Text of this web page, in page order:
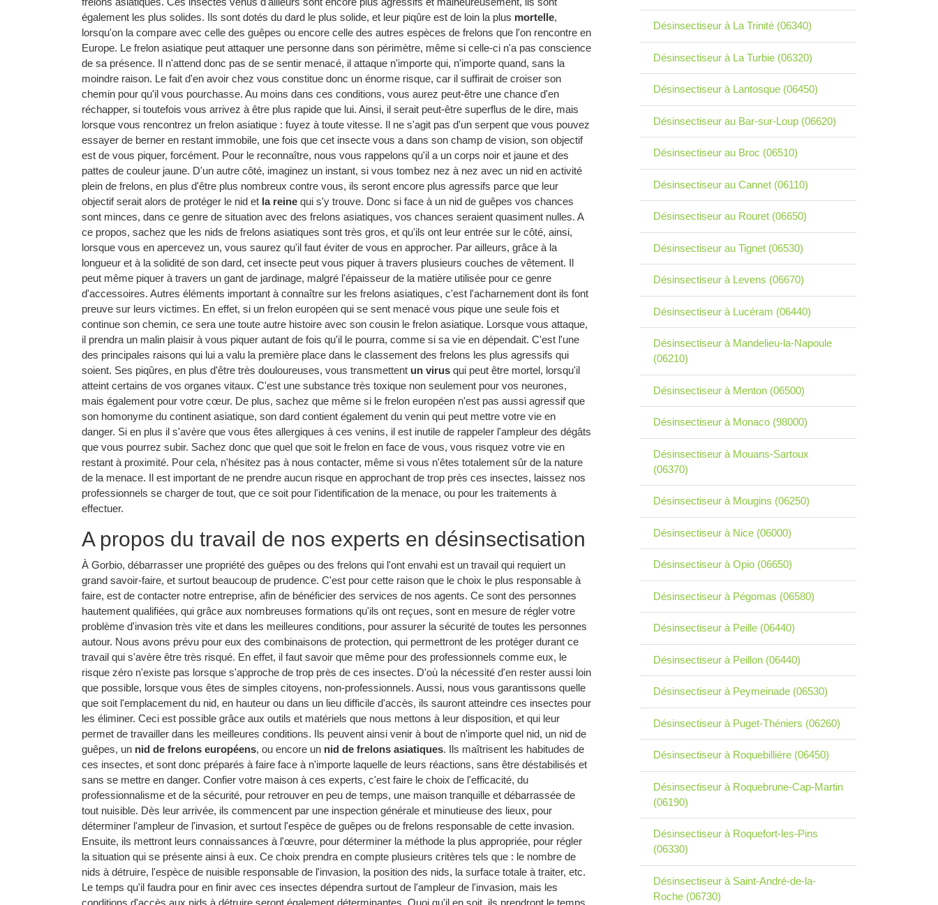
également les plus solides. Ils sont dotés du dard le plus solide, et leur piqûre est de loin la plus mortelle,
lorsqu'on la compare avec celle des guêpes ou encore celle des autres espèces de frelons que l'on rencontre en
Europe. Le frelon asiatique peut attaquer une personne dans son périmètre, même si celle-ci n'a pas conscience
de sa présence. Il n'attend donc pas de se sentir menacé, il attaque n'importe qui, n'importe quand, sans la
moindre raison. Le fait d'en avoir chez vous constitue donc un énorme risque, car il suffirait de croiser son
chemin pour qu'il vous pourchasse. Au moins dans ces conditions, vous aurez peut-être une chance d'en
réchapper, si toutefois vous arrivez à être plus rapide que lui. Ainsi, il serait peut-être superflus de le dire, mais
lorsque vous rencontrez un frelon asiatique : fuyez à toute vitesse. Il ne s'agit pas d'un serpent que vous pouvez
essayer de berner en restant immobile, une fois que cet insecte vous a dans son champ de vision, son objectif
est de vous piquer, forcément. Pour le reconnaître, nous vous rappelons qu'il a un corps noir et jaune et des
pattes de couleur jaune. D'un autre côté, imaginez un instant, si vous tombez nez à nez avec un nid en activité
plein de frelons, en plus d'être plus nombreux contre vous, ils seront encore plus agressifs parce que leur
objectif serait alors de protéger le nid et la reine qui s'y trouve. Donc si face à un nid de guêpes vos chances
sont minces, dans ce genre de situation avec des frelons asiatiques, vos chances seraient quasiment nulles. A
ce propos, sachez que les nids de frelons asiatiques sont très gros, et qu'ils ont leur entrée sur le côté, ainsi,
lorsque vous en apercevez un, vous saurez qu'il faut éviter de vous en approcher. Par ailleurs, grâce à la
longueur et à la solidité de son dard, cet insecte peut vous piquer à travers plusieurs couches de vêtement. Il
peut même piquer à travers un gant de jardinage, malgré l'épaisseur de la matière utilisée pour ce genre
d'accessoires. Autres éléments important à connaître sur les frelons asiatiques, c'est l'acharnement dont ils font
preuve sur leurs victimes. En effet, si un frelon européen qui se sent menacé vous pique une seule fois et
continue son chemin, ce sera une toute autre histoire avec son cousin le frelon asiatique. Lorsque vous attaque,
il prendra un malin plaisir à vous piquer autant de fois qu'il le pourra, comme si sa vie en dépendait. C'est l'une
des principales raisons qui lui a valu la première place dans le classement des frelons les plus agressifs qui
soient. Ses piqûres, en plus d'être très douloureuses, vous transmettent un virus qui peut être mortel, lorsqu'il
atteint certains de vos organes vitaux. C'est une substance très toxique non seulement pour vos neurones,
mais également pour votre cœur. De plus, sachez que même si le frelon européen n'est pas aussi agressif que
son homonyme du continent asiatique, son dard contient également du venin qui peut mettre votre vie en
danger. Si en plus il s'avère que vous êtes allergiques à ces venins, il est inutile de rappeler l'ampleur des dégâts
que vous pourrez subir. Sachez donc que quel que soit le frelon en face de vous, vous risquez votre vie en
restant à proximité. Pour cela, n'hésitez pas à nous contacter, même si vous n'êtes totalement sûr de la nature
de la menace. Il est important de ne prendre aucun risque en approchant de trop près ces insectes, laissez nos
professionnels se charger de tout, que ce soit pour l'identification de la menace, ou pour les traitements à
effectuer.
A propos du travail de nos experts en désinsectisation
À Gorbio, débarrasser une propriété des guêpes ou des frelons qui l'ont envahi est un travail qui requiert un
grand savoir-faire, et surtout beaucoup de prudence. C'est pour cette raison que le choix le plus responsable à
faire, est de contacter notre entreprise, afin de bénéficier des services de nos agents. Ce sont des personnes
hautement qualifiées, qui grâce aux nombreuses formations qu'ils ont reçues, sont en mesure de régler votre
problème d'invasion très vite et dans les meilleures conditions, pour assurer la sécurité de toutes les personnes
autour. Nous avons prévu pour eux des combinaisons de protection, qui permettront de les protéger durant ce
travail qui s'avère être très risqué. En effet, il faut savoir que même pour des professionnels comme eux, le
risque zéro n'existe pas lorsque s'approche de trop près de ces insectes. D'où la nécessité d'en rester aussi loin
que possible, lorsque vous êtes de simples citoyens, non-professionnels. Aussi, nous vous garantissons quelle
que soit l'emplacement du nid, en hauteur ou dans un lieu difficile d'accès, ils sauront atteindre ces insectes pour
les éliminer. Ceci est possible grâce aux outils et matériels que nous mettons à leur disposition, et qui leur
permet de travailler dans les meilleures conditions. Ils peuvent ainsi venir à bout de n'importe quel nid, un nid de
guêpes, un nid de frelons européens, ou encore un nid de frelons asiatiques. Ils maîtrisent les habitudes de
ces insectes, et sont donc préparés à faire face à n'importe laquelle de leurs réactions, sans être déstabilisés et
sans se mettre en danger. Confier votre maison à ces experts, c'est faire le choix de l'efficacité, du
professionnalisme et de la sécurité, pour retrouver en peu de temps, une maison tranquille et débarrassée de
tout nuisible. Dès leur arrivée, ils commencent par une inspection générale et minutieuse des lieux, pour
déterminer l'ampleur de l'invasion, et surtout l'espèce de guêpes ou de frelons responsable de cette invasion.
Ensuite, ils mettront leurs connaissances à l'œuvre, pour déterminer la méthode la plus appropriée, pour régler
la situation qui se présente ainsi à eux. Ce choix prendra en compte plusieurs critères tels que : le nombre de
nids à détruire, l'espèce de nuisible responsable de l'invasion, la position des nids, la surface totale à traiter, etc.
Le temps qu'il faudra pour en finir avec ces insectes dépendra surtout de l'ampleur de l'invasion, mais les
conditions d'accès aux nids à détruire seront également déterminantes. Quoi qu'il en soit, ils prendront le temps
Désinsectiseur à La Trinité (06340)
Désinsectiseur à La Turbie (06320)
Désinsectiseur à Lantosque (06450)
Désinsectiseur au Bar-sur-Loup (06620)
Désinsectiseur au Broc (06510)
Désinsectiseur au Cannet (06110)
Désinsectiseur au Rouret (06650)
Désinsectiseur au Tignet (06530)
Désinsectiseur à Levens (06670)
Désinsectiseur à Lucéram (06440)
Désinsectiseur à Mandelieu-la-Napoule
(06210)
Désinsectiseur à Menton (06500)
Désinsectiseur à Monaco (98000)
Désinsectiseur à Mouans-Sartoux
(06370)
Désinsectiseur à Mougins (06250)
Désinsectiseur à Nice (06000)
Désinsectiseur à Opio (06650)
Désinsectiseur à Pégomas (06580)
Désinsectiseur à Peille (06440)
Désinsectiseur à Peillon (06440)
Désinsectiseur à Peymeinade (06530)
Désinsectiseur à Puget-Théniers (06260)
Désinsectiseur à Roquebillière (06450)
Désinsectiseur à Roquebrune-Cap-Martin
(06190)
Désinsectiseur à Roquefort-les-Pins
(06330)
Désinsectiseur à Saint-André-de-la-
Roche (06730)